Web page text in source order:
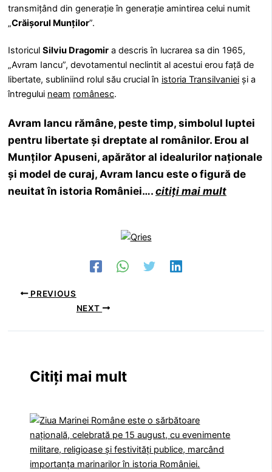
transmițând din generație în generație amintirea celui numit
„Crăișorul Munților”.
Istoricul Silviu Dragomir a descris în lucrarea sa din 1965,
„Avram Iancu”, devotamentul neclintit al acestui erou față de
libertate, subliniind rolul său crucial în istoria Transilvaniei și a
întregului neam românesc.
Avram Iancu rămâne, peste timp,simbolul luptei
pentru libertate și dreptateal românilor. Erou al
Munților Apuseni, apărător al idealurilor naționale
și model de curaj, Avram Iancu este o figură de
neuitat în istoria României….citiți mai mult
PREVIOUS
NEXT
Citiți mai mult